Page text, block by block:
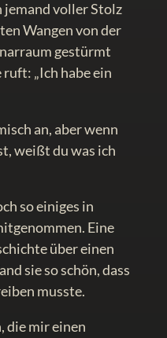
jemand voller Stolz
Wangen von der
gestürmt
„Ich habe ein
an, aber wenn
weißt du was ich
so einiges in
Eine
über einen
sie so schön, dass
musste.
die mir einen